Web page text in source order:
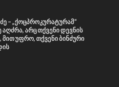
– „ქოცპროკურატურამ“
აღძრა, არც თქვენი დევნის
მით უფრო, თქვენი ბინძური